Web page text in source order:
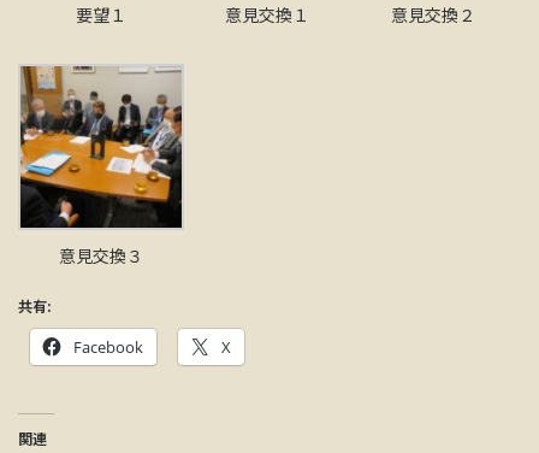
要望１ 意見交換１ 意見交換２
意見交換３
共有:
Facebook X
関連